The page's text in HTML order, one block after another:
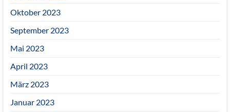
Oktober 2023
September 2023
Mai 2023
April 2023
März 2023
Januar 2023